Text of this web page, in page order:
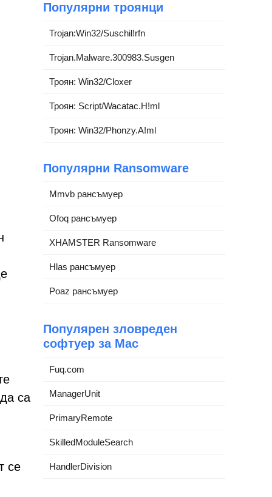
са
се
Популярни троянци
Trojan:Win32/Suschil!rfn
Trojan.Malware.300983.Susgen
Троян: Win32/Cloxer
Троян: Script/Wacatac.H!ml
Троян: Win32/Phonzy.A!ml
Популярни Ransomware
Mmvb рансъмуер
Ofoq рансъмуер
XHAMSTER Ransomware
Hlas рансъмуер
Poaz рансъмуер
Популярен зловреден
софтуер за Mac
Fuq.com
ManagerUnit
PrimaryRemote
SkilledModuleSearch
HandlerDivision